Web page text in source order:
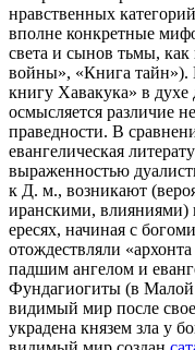
нравственных
вполне конкретные
света и сынов тьмы, как
войны», «Книга тайн»).
книгу Хавакука» в духе
осмысляется различие
праведности. В
евангелическая
выраженностью
к Д. м., возникают
иранскими, влияниями)
ересях, начиная с
отождествляли
падшим ангелом и
Фундагиогиты (в Малой
видимый мир после
украдена князем зла у